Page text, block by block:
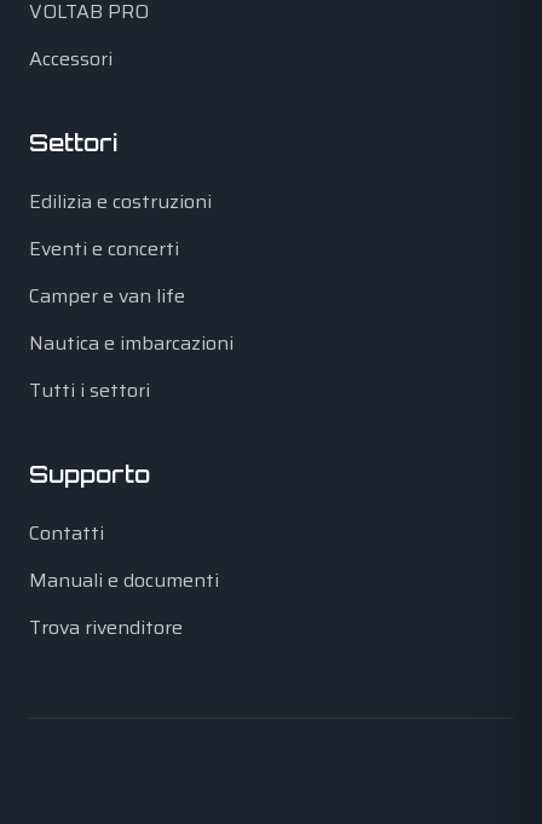
VOLTAB PRO
Accessori
Settori
Edilizia e costruzioni
Eventi e concerti
Camper e van life
Nautica e imbarcazioni
Tutti i settori
Supporto
Contatti
Manuali e documenti
Trova rivenditore